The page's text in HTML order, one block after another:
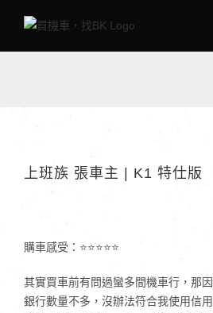
上班族 張車主 | K1 特仕版
購車感受：⭐⭐⭐⭐⭐
其實買車前有問過蠻多間機車行，那
銀行數量不多，沒辦法符合我使用信